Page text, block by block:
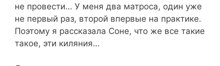
не провести… У меня два матроса, один уже
не первый раз, второй впервые на практике.
Поэтому я рассказала Соне, что же все такие
такое, эти киляния…